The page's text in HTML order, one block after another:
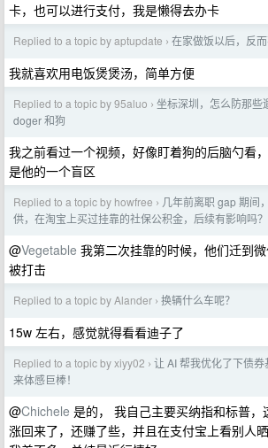
卡，也可以进行支付，我是懒得去办卡
Replied to a topic by aptupdate › 在家做饭以后，反
我就喜欢用电饭煲煲汤，简单方便
Replied to a topic by 95aluo › 坐标深圳，怎么防那些
doger 和狗
我之前看过一个视频，好像盯着狗的后脑勺看
是他的一个盲区
Replied to a topic by howfree › 几年前离职 gap 期间
供，在淘宝上买过挂靠的社保公积金，后续有影响吗？
@Vegetable 我第二次挂靠的时候，他们迁到
被打击
Replied to a topic by Alander › 换辆什么车呢？
15w 左右，感觉就得看看迪子了
Replied to a topic by xiyy02 › 让 AI 帮我优化了下债
来体感巨棒！
@Chichele 是的， 我自己主要买纳指和标普
涨回来了，还赚了些，并且在支付宝上看别人